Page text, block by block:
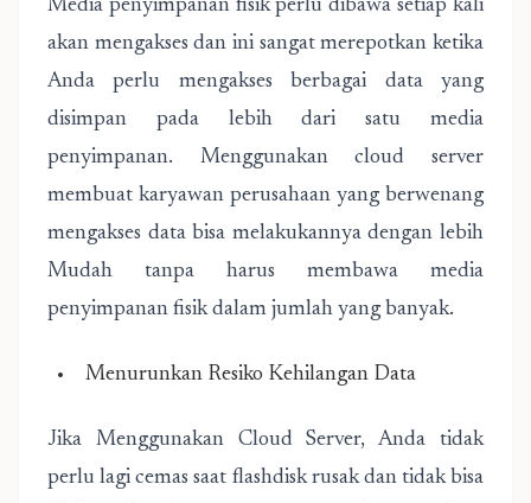
Media penyimpanan fisik perlu dibawa setiap kali
akan mengakses dan ini sangat merepotkan ketika
Anda perlu mengakses berbagai data yang
disimpan pada lebih dari satu media
penyimpanan. Menggunakan cloud server
membuat karyawan perusahaan yang berwenang
mengakses data bisa melakukannya dengan lebih
Mudah tanpa harus membawa media
penyimpanan fisik dalam jumlah yang banyak.
Menurunkan Resiko Kehilangan Data
Jika Menggunakan Cloud Server, Anda tidak
perlu lagi cemas saat flashdisk rusak dan tidak bisa